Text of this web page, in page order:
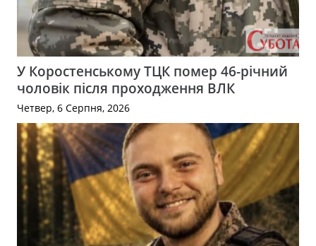
У Коростенському ТЦК помер 46-річний
чоловік після проходження ВЛК
Четвер, 6 Серпня, 2026